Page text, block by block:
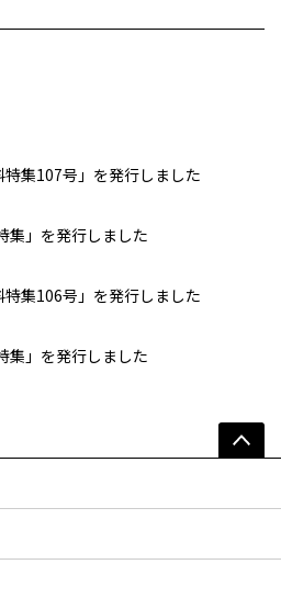
集107号」を発行しました
」を発行しました
集106号」を発行しました
」を発行しました